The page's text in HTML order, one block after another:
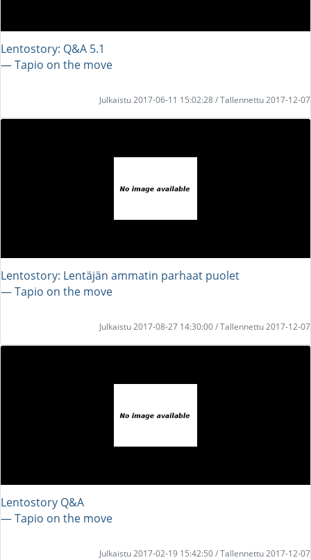
Lentostory: Q&A 5.1
― Tapio on the move
Julkaistu 2017-06-11 15:02:28 / Tallennettu 2017-12-07
Lentostory: Lentäjän ammatin parhaat puolet
― Tapio on the move
Julkaistu 2017-08-27 14:30:00 / Tallennettu 2017-12-07
Lentostory Q&A
― Tapio on the move
Julkaistu 2017-02-19 15:42:50 / Tallennettu 2017-12-07